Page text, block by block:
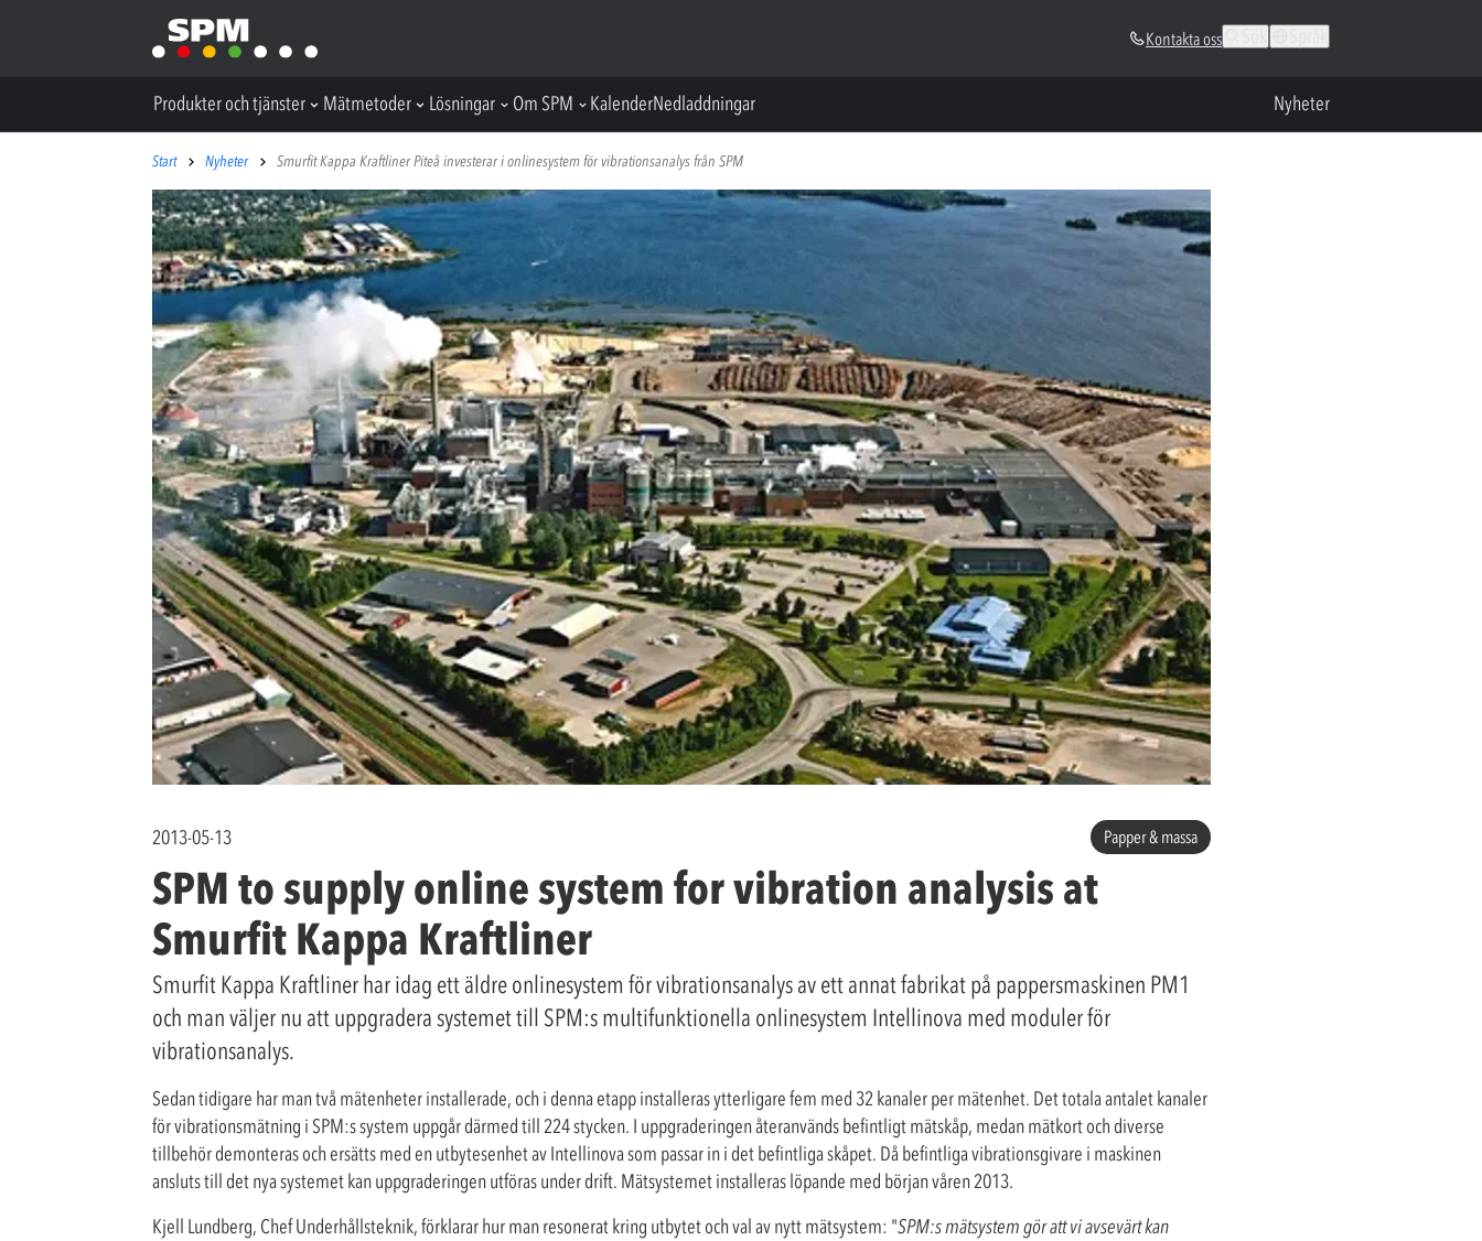
Kontakta oss
Produkter och tjänster Mätmetoder Lösningar Om SPM KalenderNedladdningar Nyheter
Start Nyheter Smurfit Kappa Kraftliner Piteå investerar i onlinesystem för vibrationsanalys från SPM
2013-05-13 Papper & massa
SPM to supply online system for vibration analysis at
Smurfit Kappa Kraftliner
Smurfit Kappa Kraftliner har idag ett äldre onlinesystem för vibrationsanalys av ett annat fabrikat på pappersmaskinen PM1
och man väljer nu att uppgradera systemet till SPM:s multifunktionella onlinesystem Intellinova med moduler för
vibrationsanalys.
Sedan tidigare har man två mätenheter installerade, och i denna etapp installeras ytterligare fem med 32 kanaler per mätenhet. Det totala antalet kanaler
för vibrationsmätning i SPM:s system uppgår därmed till 224 stycken. I uppgraderingen återanvänds befintligt mätskåp, medan mätkort och diverse
tillbehör demonteras och ersätts med en utbytesenhet av Intellinova som passar in i det befintliga skåpet. Då befintliga vibrationsgivare i maskinen
ansluts till det nya systemet kan uppgraderingen utföras under drift. Mätsystemet installeras löpande med början våren 2013.
Kjell Lundberg, Chef Underhållsteknik, förklarar hur man resonerat kring utbytet och val av nytt mätsystem: "SPM:s mätsystem gör att vi avsevärt kan